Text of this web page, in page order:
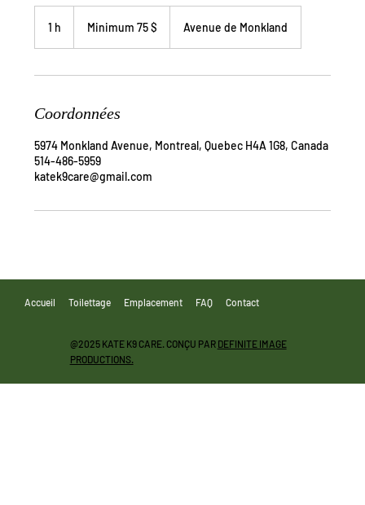
1 h Minimum 75 $ Avenue de Monkland
Coordonnées
5974 Monkland Avenue, Montreal, Quebec H4A 1G8, Canada
514-486-5959
katek9care@gmail.com
Accueil Toilettage Emplacement FAQ Contact
@2025 KATE K9 CARE. CONÇU PAR DEFINITE IMAGE
PRODUCTIONS.